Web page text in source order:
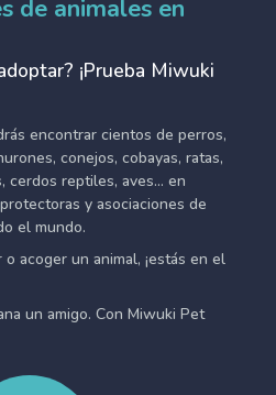
de animales en
¡Prueba Miwuki
encontrar cientos de perros,
conejos, cobayas, ratas,
cerdos reptiles, aves... en
y asociaciones de
el mundo.
acoger un animal, ¡estás en el
un amigo. Con Miwuki Pet